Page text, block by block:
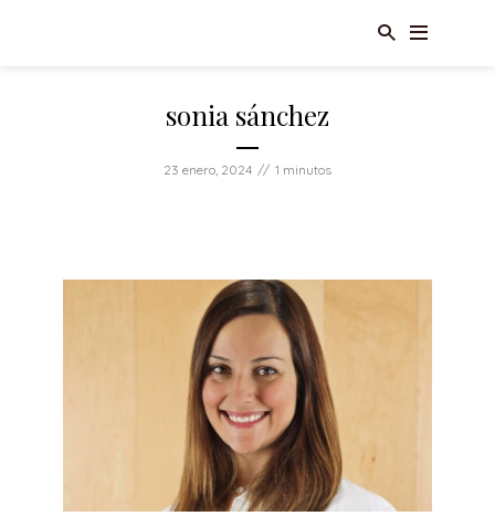
sonia sánchez
23 enero, 2024 1 minutos